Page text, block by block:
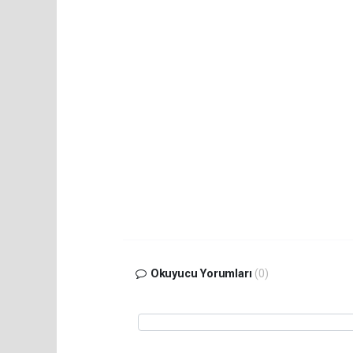
Okuyucu Yorumları (0)